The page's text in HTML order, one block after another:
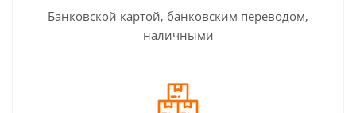
Банковской картой, банковским переводом,
наличными